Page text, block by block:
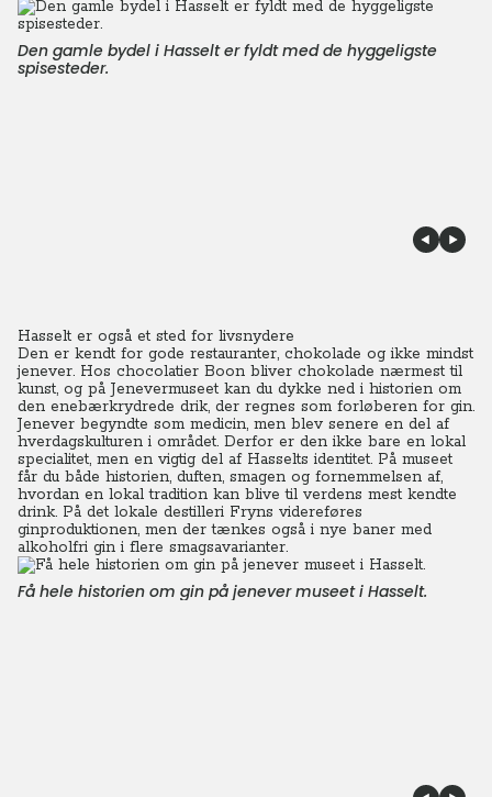
Den gamle bydel i Hasselt er fyldt med de hyggeligste
spisesteder.
Hasselt er også et sted for livsnydere
Den er kendt for gode restauranter, chokolade og ikke mindst
jenever. Hos chocolatier Boon bliver chokolade nærmest til
kunst, og på Jenevermuseet kan du dykke ned i historien om
den enebærkrydrede drik, der regnes som forløberen for gin.
Jenever begyndte som medicin, men blev senere en del af
hverdagskulturen i området. Derfor er den ikke bare en lokal
specialitet, men en vigtig del af Hasselts identitet. På museet
får du både historien, duften, smagen og fornemmelsen af,
hvordan en lokal tradition kan blive til verdens mest kendte
drink. På det lokale destilleri Fryns videreføres
ginproduktionen, men der tænkes også i nye baner med
alkoholfri gin i flere smagsavarianter.
Få hele historien om gin på jenever museet i Hasselt.